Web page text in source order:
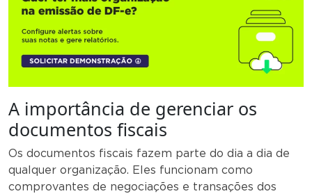
A importância de gerenciar os
documentos fiscais
Os documentos fiscais fazem parte do dia a dia de
qualquer organização. Eles funcionam como
comprovantes de negociações e transações dos